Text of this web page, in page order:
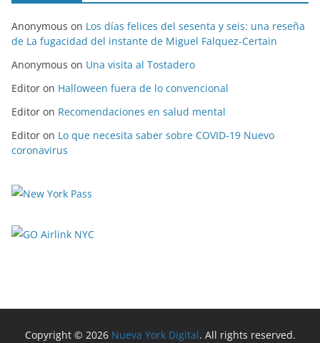
Anonymous on Los días felices del sesenta y seis: una reseña
de La fugacidad del instante de Miguel Falquez-Certain
Anonymous on Una visita al Tostadero
Editor on Halloween fuera de lo convencional
Editor on Recomendaciones en salud mental
Editor on Lo que necesita saber sobre COVID-19 Nuevo
coronavirus
Copyright © 2026 Nueva York Digital. All rights reserved.